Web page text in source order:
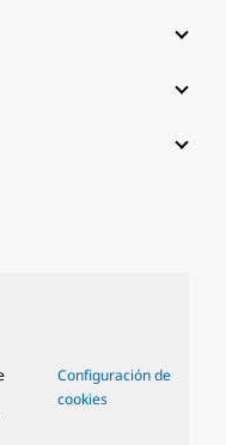
Configuración de
cookies